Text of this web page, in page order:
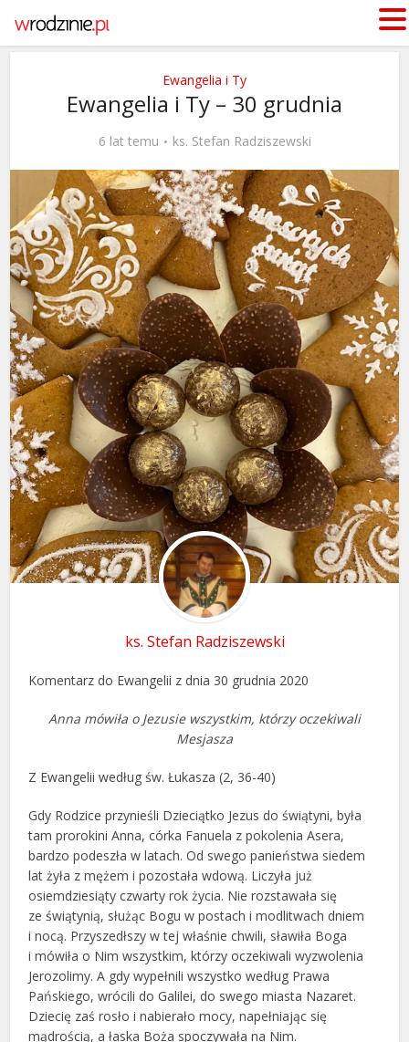
Ewangelia i Ty
Ewangelia i Ty – 30 grudnia
6 lat temu ks. Stefan Radziszewski
ks. Stefan Radziszewski
Komentarz do Ewangelii z dnia 30 grudnia 2020
Anna mówiła o Jezusie wszystkim, którzy oczekiwali
Mesjasza
Z Ewangelii według św. Łukasza (2, 36-40)
Gdy Rodzice przynieśli Dzieciątko Jezus do świątyni, była
tam prorokini Anna, córka Fanuela z pokolenia Asera,
bardzo podeszła w latach. Od swego panieństwa siedem
lat żyła z mężem i pozostała wdową. Liczyła już
osiemdziesiąty czwarty rok życia. Nie rozstawała się
ze świątynią, służąc Bogu w postach i modlitwach dniem
i nocą. Przyszedłszy w tej właśnie chwili, sławiła Boga
i mówiła o Nim wszystkim, którzy oczekiwali wyzwolenia
Jerozolimy. A gdy wypełnili wszystko według Prawa
Pańskiego, wrócili do Galilei, do swego miasta Nazaret.
Dziecię zaś rosło i nabierało mocy, napełniając się
mądrością, a łaska Boża spoczywała na Nim.